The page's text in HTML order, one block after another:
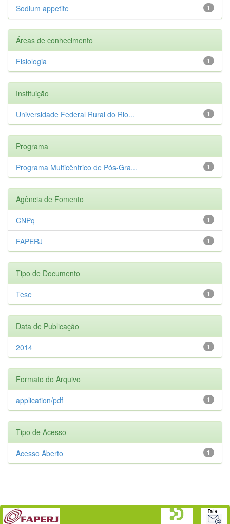
1
Sodium appetite
Áreas de conhecimento
1
Fisiologia
Instituição
1
Universidade Federal Rural do Rio...
Programa
1
Programa Multicêntrico de Pós-Gra...
Agência de Fomento
1
CNPq
1
FAPERJ
Tipo de Documento
1
Tese
Data de Publicação
1
2014
Formato do Arquivo
1
application/pdf
Tipo de Acesso
1
Acesso Aberto